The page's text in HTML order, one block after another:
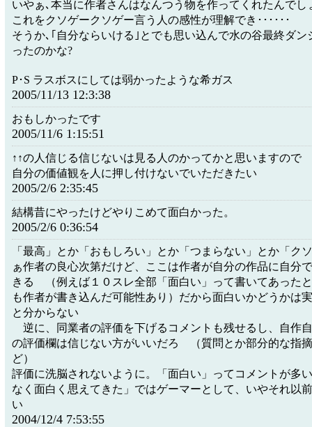
いやぁ､本当に作者さんはなんつう物を作ってくれたんでし
これをクソゲークソゲー言う人の感性が理解でき･･････
そうか､｢自分ならいける｣とでも思い込んで水の谷最終ダン
ったのかな?
P･S ラスボスにしては弱かったような希ガス
2005/11/13 12:3:38
おもしかったです
2005/11/6 1:15:51
↑↑の人信じる信じないは見る人のかってかと思いますので
自分の価値観を人に押し付けないでいただきたい
2005/2/6 2:35:45
結構昔にやったけどやりこめて面白かった。
2005/2/6 0:36:54
「最高」とか「おもしろい」とか「つまらない」とか「ク
ぁ作者の良心次第だけど、ここは作者が自分の作品に自分
きる （例えば１０スレ全部「面白い」って書いてあった
も作者が書き込んだ可能性あり）だから面白いかどうかは
と分からない
逆に、同業者の評価を下げるコメントも残せるし、自作
の評価欄は信じない方がいいだろ （質問とか部分的な指
ど）
評価に洗脳されないように。「面白い」ってコメントが多
なく面白く思えてきた」ではゲーマーとして、いやそれ以
い
2004/12/4 7:53:55